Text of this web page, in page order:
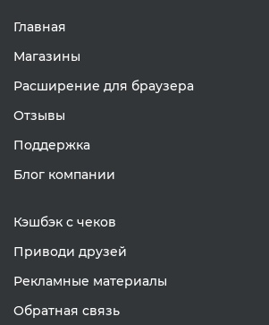
Главная
Магазины
Расширение для браузера
Отзывы
Поддержка
Блог компании
Кэшбэк с чеков
Приводи друзей
Рекламные материалы
Обратная связь